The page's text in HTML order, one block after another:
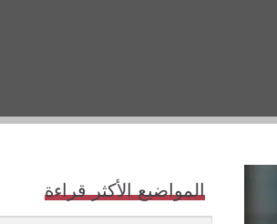
المواضيع الأكثر قراءة